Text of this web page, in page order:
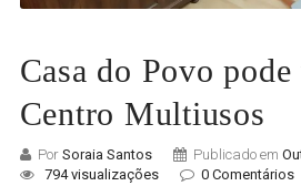
Casa do Povo
Centro Multiusos
Por Soraia Santos Publicado em
794 visualizações
0 Comentários